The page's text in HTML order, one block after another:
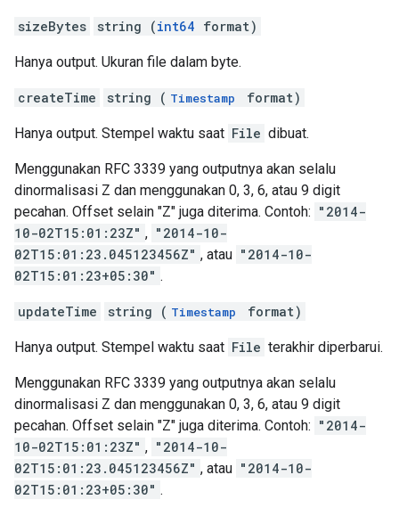
sizeBytes string (int64 format)
Hanya output. Ukuran file dalam byte.
createTime string ( Timestamp format)
Hanya output. Stempel waktu saat File dibuat.
Menggunakan RFC 3339 yang outputnya akan selalu
dinormalisasi Z dan menggunakan 0, 3, 6, atau 9 digit
pecahan. Offset selain "Z" juga diterima. Contoh: "2014-
10-02T15:01:23Z" , "2014-10-
02T15:01:23.045123456Z" , atau "2014-10-
02T15:01:23+05:30" .
updateTime string ( Timestamp format)
Hanya output. Stempel waktu saat File terakhir diperbarui.
Menggunakan RFC 3339 yang outputnya akan selalu
dinormalisasi Z dan menggunakan 0, 3, 6, atau 9 digit
pecahan. Offset selain "Z" juga diterima. Contoh: "2014-
10-02T15:01:23Z" , "2014-10-
02T15:01:23.045123456Z" , atau "2014-10-
02T15:01:23+05:30" .